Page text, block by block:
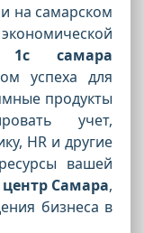
на самарском
1с самара
успеха для
продукты
учет,
HR и другие
вашей
центр Самара,
бизнеса в